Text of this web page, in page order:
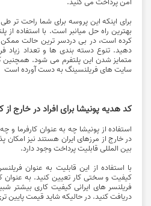
برای اینکه این پروسه برای شما راحت تر
بهترین راه حل میانبر است. با استفاده از
کرده است، در بی دردسر ترین حالت ممکن
دهید. تنوع دسته بندی ها و تعداد زیاد
متمایز شدن این پلتفرم می شود. همچنین که
سایت های فریلنسینگ به دست آورده است
کد هدیه پونیشا برای افراد در خارج از
استفاده از پونیشا چه به عنوان کارفرما و
در خارج از مرزهای ایران هستند نیز امکان
بین المللی قابلیت پرداخت وجود دارد.
با استفاده از این قابلیت به عنوان
کیفیت و سختی کار تعیین کنید. به عنوان
فریلنسر های ایرانی کیفیت کاری بیشتر
دریافت کنید. در حالیکه شاید قیمت پایین